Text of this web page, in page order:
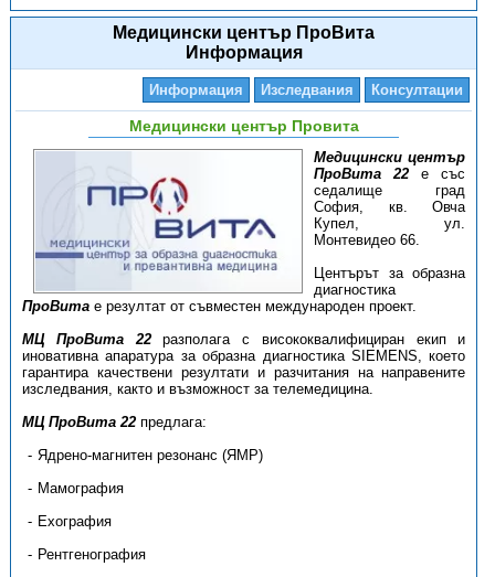
Медицински център ПроВита
Информация
Информация Изследвания Консултации
Медицински център Провита
Медицински център
ПроВита 22
е със
седалище град
София, кв. Овча
Купел, ул.
Монтевидео 66.
Центърът за образна
диагностика
ПроВитаe резултат от съвместен международен проект.
МЦ ПроВита 22разполага с висококвалифициран екип и
иновативна апаратура за образна диагностика SIEMENS, коeто
гарантира качествени резултати и разчитания на направените
изследвания, както и възможност за телемедицина.
МЦ ПроВита 22предлага:
Ядрено-магнитен резонанс (ЯМР)
Мамография
Ехография
Рентгенография